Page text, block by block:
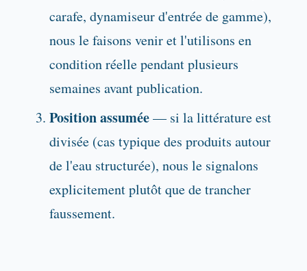
carafe, dynamiseur d'entrée de gamme),
nous le faisons venir et l'utilisons en
condition réelle pendant plusieurs
semaines avant publication.
Position assumée— si la littérature est
divisée (cas typique des produits autour
de l'eau structurée), nous le signalons
explicitement plutôt que de trancher
faussement.